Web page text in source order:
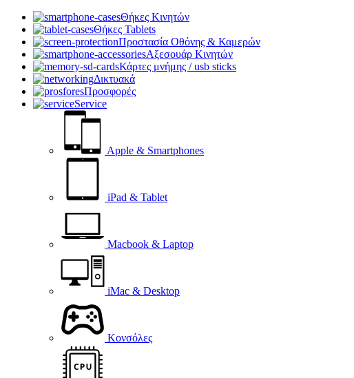
Θήκες Κινητών
Θήκες Tablets
Προστασία Οθόνης & Καμερών
Αξεσουάρ Κινητών
Κάρτες μνήμης / usb sticks
Δικτυακά
Προσφορές
Service
Apple & Smartphones
iPad & Tablet
Macbook & Laptop
iMac & Desktop
Κονσόλες